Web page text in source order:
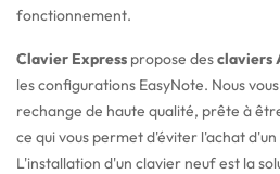
fonctionnement.
Clavier Express propose desclaviers
les configurations EasyNote. Nous
rechange de haute qualité, prête à
ce qui vous permet d'éviter l'achat
L'installation d'un clavier neuf est la